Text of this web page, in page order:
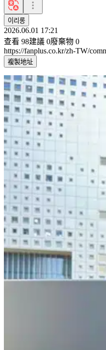
이리롱
2026.06.01 17:21
查看 98建議 0廢棄物 0
https://fanplus.co.kr/zh-TW/
複製地址